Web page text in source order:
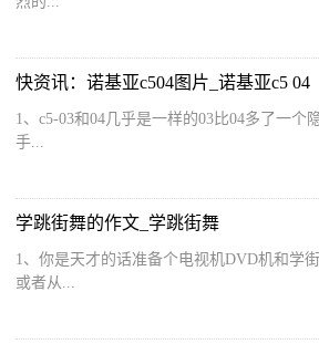
快资讯：诺基亚c504图片_诺基亚c5 04
1、c5-03和04几乎是一样的03比04多了一个
手...
学跳街舞的作文_学跳街舞
1、你是天才的话准备个电视机DVD机和学
或者从...